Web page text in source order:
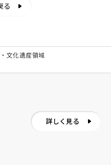
る
文化遺産領域
詳しく見る